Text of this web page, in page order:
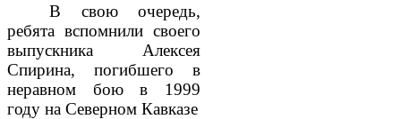
В свою очередь,
ребята вспомнили своего
выпускника Алексея
Спирина,
погибшего в
неравном бою в 1999
году на Северном Кавказе